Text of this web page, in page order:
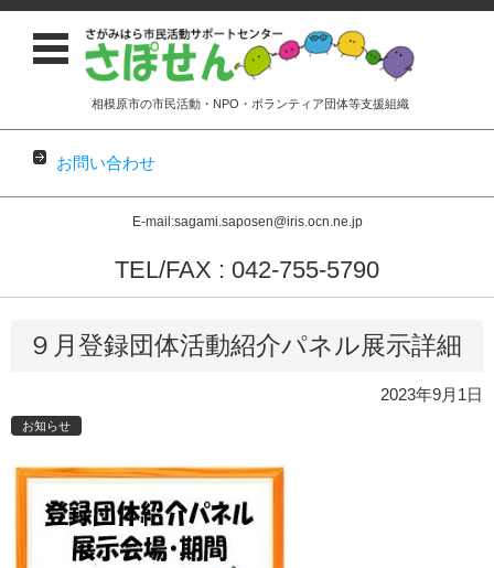
相模原市の市民活動・NPO・ボランティア団体等支援組織
お問い合わせ
E-mail:sagami.saposen@iris.ocn.ne.jp
TEL/FAX : 042-755-5790
コンテンツに移動
９月登録団体活動紹介パネル展示詳細
2023年9月1日
お知らせ